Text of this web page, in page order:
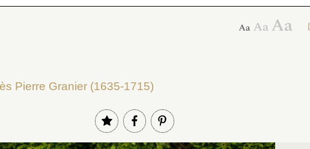
Pierre Granier (1635-1715)